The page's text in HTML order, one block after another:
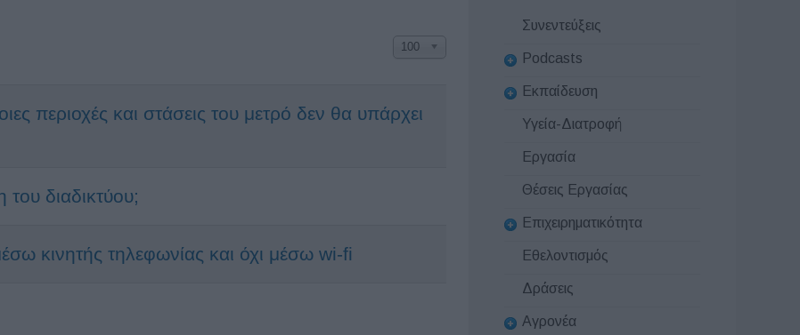
100
περιοχές και στάσεις του μετρό δεν θα υπάρχει
διαδικτύου;
κινητής τηλεφωνίας και όχι μέσω wi-fi
Συνεντεύξεις
Podcasts
Εκπαίδευση
Υγεία-Διατροφή
Εργασία
Θέσεις Εργασίας
Επιχειρηματικότητα
Εθελοντισμός
Δράσεις
Αγρονέα